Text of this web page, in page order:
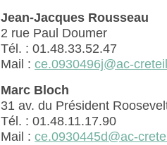
Jean-Jacques Rousseau
2 rue Paul Doumer
Tél. : 01.48.33.52.47
Mail :ce.0930496j@ac-
Marc Bloch
31 av. du Président
Tél. : 01.48.11.17.90
Mail :ce.0930445d@ac-